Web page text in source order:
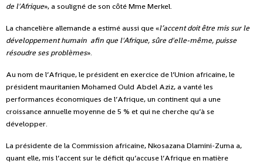
de l'Afrique», a souligné de son côté Mme Merkel.
La chancelière allemande a estimé aussi que «l’accent doit être mis sur le
développement humain afin que l'Afrique, sûre d'elle-même, puisse
résoudre ses problèmes».
Au nom de l’Afrique, le président en exercice de l’Union africaine, le
président mauritanien Mohamed Ould Abdel Aziz, a vanté les
performances économiques de l’Afrique, un continent qui a une
croissance annuelle moyenne de 5 % et qui ne cherche qu’à se
développer.
La présidente de la Commission africaine, Nkosazana Dlamini-Zuma a,
quant elle, mis l’accent sur le déficit qu’accuse l’Afrique en matière